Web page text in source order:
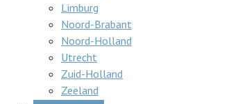
Limburg
Noord-Brabant
Noord-Holland
Utrecht
Zuid-Holland
Zeeland